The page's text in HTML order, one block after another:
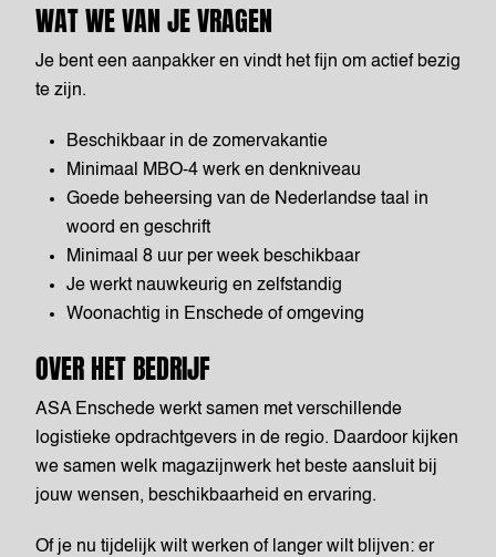
WAT WE VAN JE VRAGEN
Je bent een aanpakker en vindt het fijn om actief bezig
te zijn.
Beschikbaar in de zomervakantie
Minimaal MBO-4 werk en denkniveau
Goede beheersing van de Nederlandse taal in
woord en geschrift
Minimaal 8 uur per week beschikbaar
Je werkt nauwkeurig en zelfstandig
Woonachtig in Enschede of omgeving
OVER HET BEDRIJF
ASA Enschede werkt samen met verschillende
logistieke opdrachtgevers in de regio. Daardoor kijken
we samen welk magazijnwerk het beste aansluit bij
jouw wensen, beschikbaarheid en ervaring.
Of je nu tijdelijk wilt werken of langer wilt blijven: er